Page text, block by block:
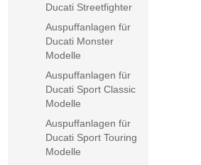
Ducati Streetfighter
Auspuffanlagen für
Ducati Monster
Modelle
Auspuffanlagen für
Ducati Sport Classic
Modelle
Auspuffanlagen für
Ducati Sport Touring
Modelle